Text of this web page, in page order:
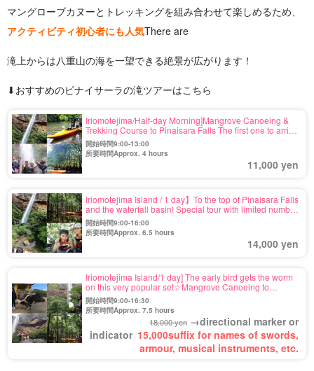
マングローブカヌーとトレッキングを組み合わせて楽しめるため、
アクティビティ初心者にも人気There are
滝上からは八重山の海を一望できる絶景が広がります！
⬇︎おすすめのピナイサーラの滝ツアーはこちら
Iriomotejima/Half-day Morning]Mangrove Canoeing &
Trekking Course to Pinaisara Falls The first one to arrive
first wins!
開始時間9:00-13:00
所要時間Approx. 4 hours
11,000 yen
Iriomotejima Island / 1 day】To the top of Pinaisara Falls
and the waterfall basin! Special tour with limited number
of participants☆Mangrove canoeing & trekking
course♪The view from the top of the waterfall is sure to
impress you♪ Lunch included (No.12)
開始時間9:00-16:00
所要時間Approx. 6.5 hours
14,000 yen
Iriomotejima Island/1 day] The early bird gets the worm
on this very popular set☆Mangrove Canoeing to
Pinaisara Falls & Yubu Island (buffalo cart) Sightseeing
Tour《3-year-old participants OK!
開始時間9:00-16:30
所要時間Approx. 7.5 hours
18,000 yen →directional marker or
indicator 15,000suffix for names of swords,
armour, musical instruments, etc.